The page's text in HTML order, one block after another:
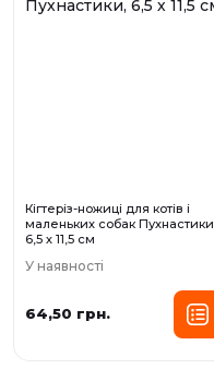
Кігтеріз-ножиці для котів і
маленьких собак Пухнастики,
6,5 х 11,5 см
У наявності
64,50 грн.